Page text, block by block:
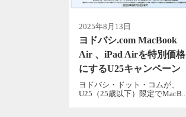
2025年8月13日
ヨドバシ.com MacBook
Air 、iPad Airを特別価格
にするU25キャンペーン
ヨドバシ・ドット・コムが、
U25（25歳以下）限定でMacB...